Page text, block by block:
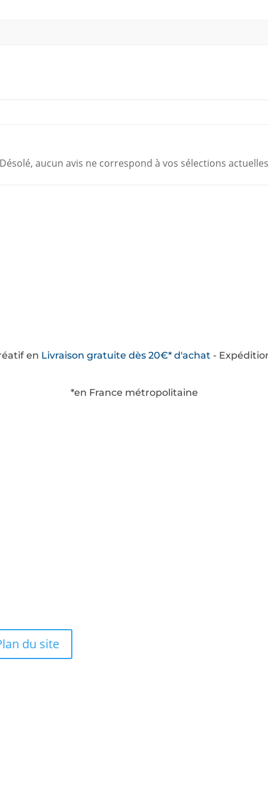
Désolé, aucun avis ne correspond à vos sélections actuelles
en Livraison gratuite dès 20€* d'achat -
*en France métropolitaine
du site